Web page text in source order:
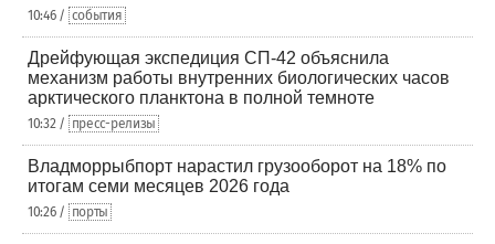
10:46 / события
Дрейфующая экспедиция СП-42 объяснила
механизм работы внутренних биологических часов
арктического планктона в полной темноте
10:32 / пресс-релизы
Владморрыбпорт нарастил грузооборот на 18% по
итогам семи месяцев 2026 года
10:26 / порты